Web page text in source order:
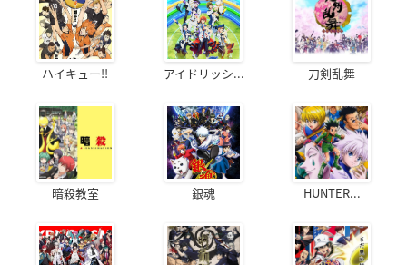
ハイキュー!! アイドリッシ... 刀剣乱舞
暗殺教室 銀魂 HUNTER...